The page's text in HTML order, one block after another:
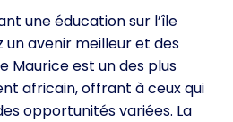
une éducation sur l’île
un avenir meilleur et des
Maurice est un des plus
africain, offrant à ceux qui
opportunités variées. La